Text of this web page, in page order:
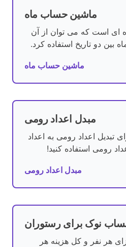
ماشین حساب ماه
ای است که می توان از آن
بین دو تاریخ استفاده کرد.
ماشین حساب ماه
مبدل اعداد رومی
تبدیل اعداد رومی به اعداد
رومی استفاده کنید!
مبدل اعداد رومی
نوک برای رستوران
هر نفر و کل هزینه هر